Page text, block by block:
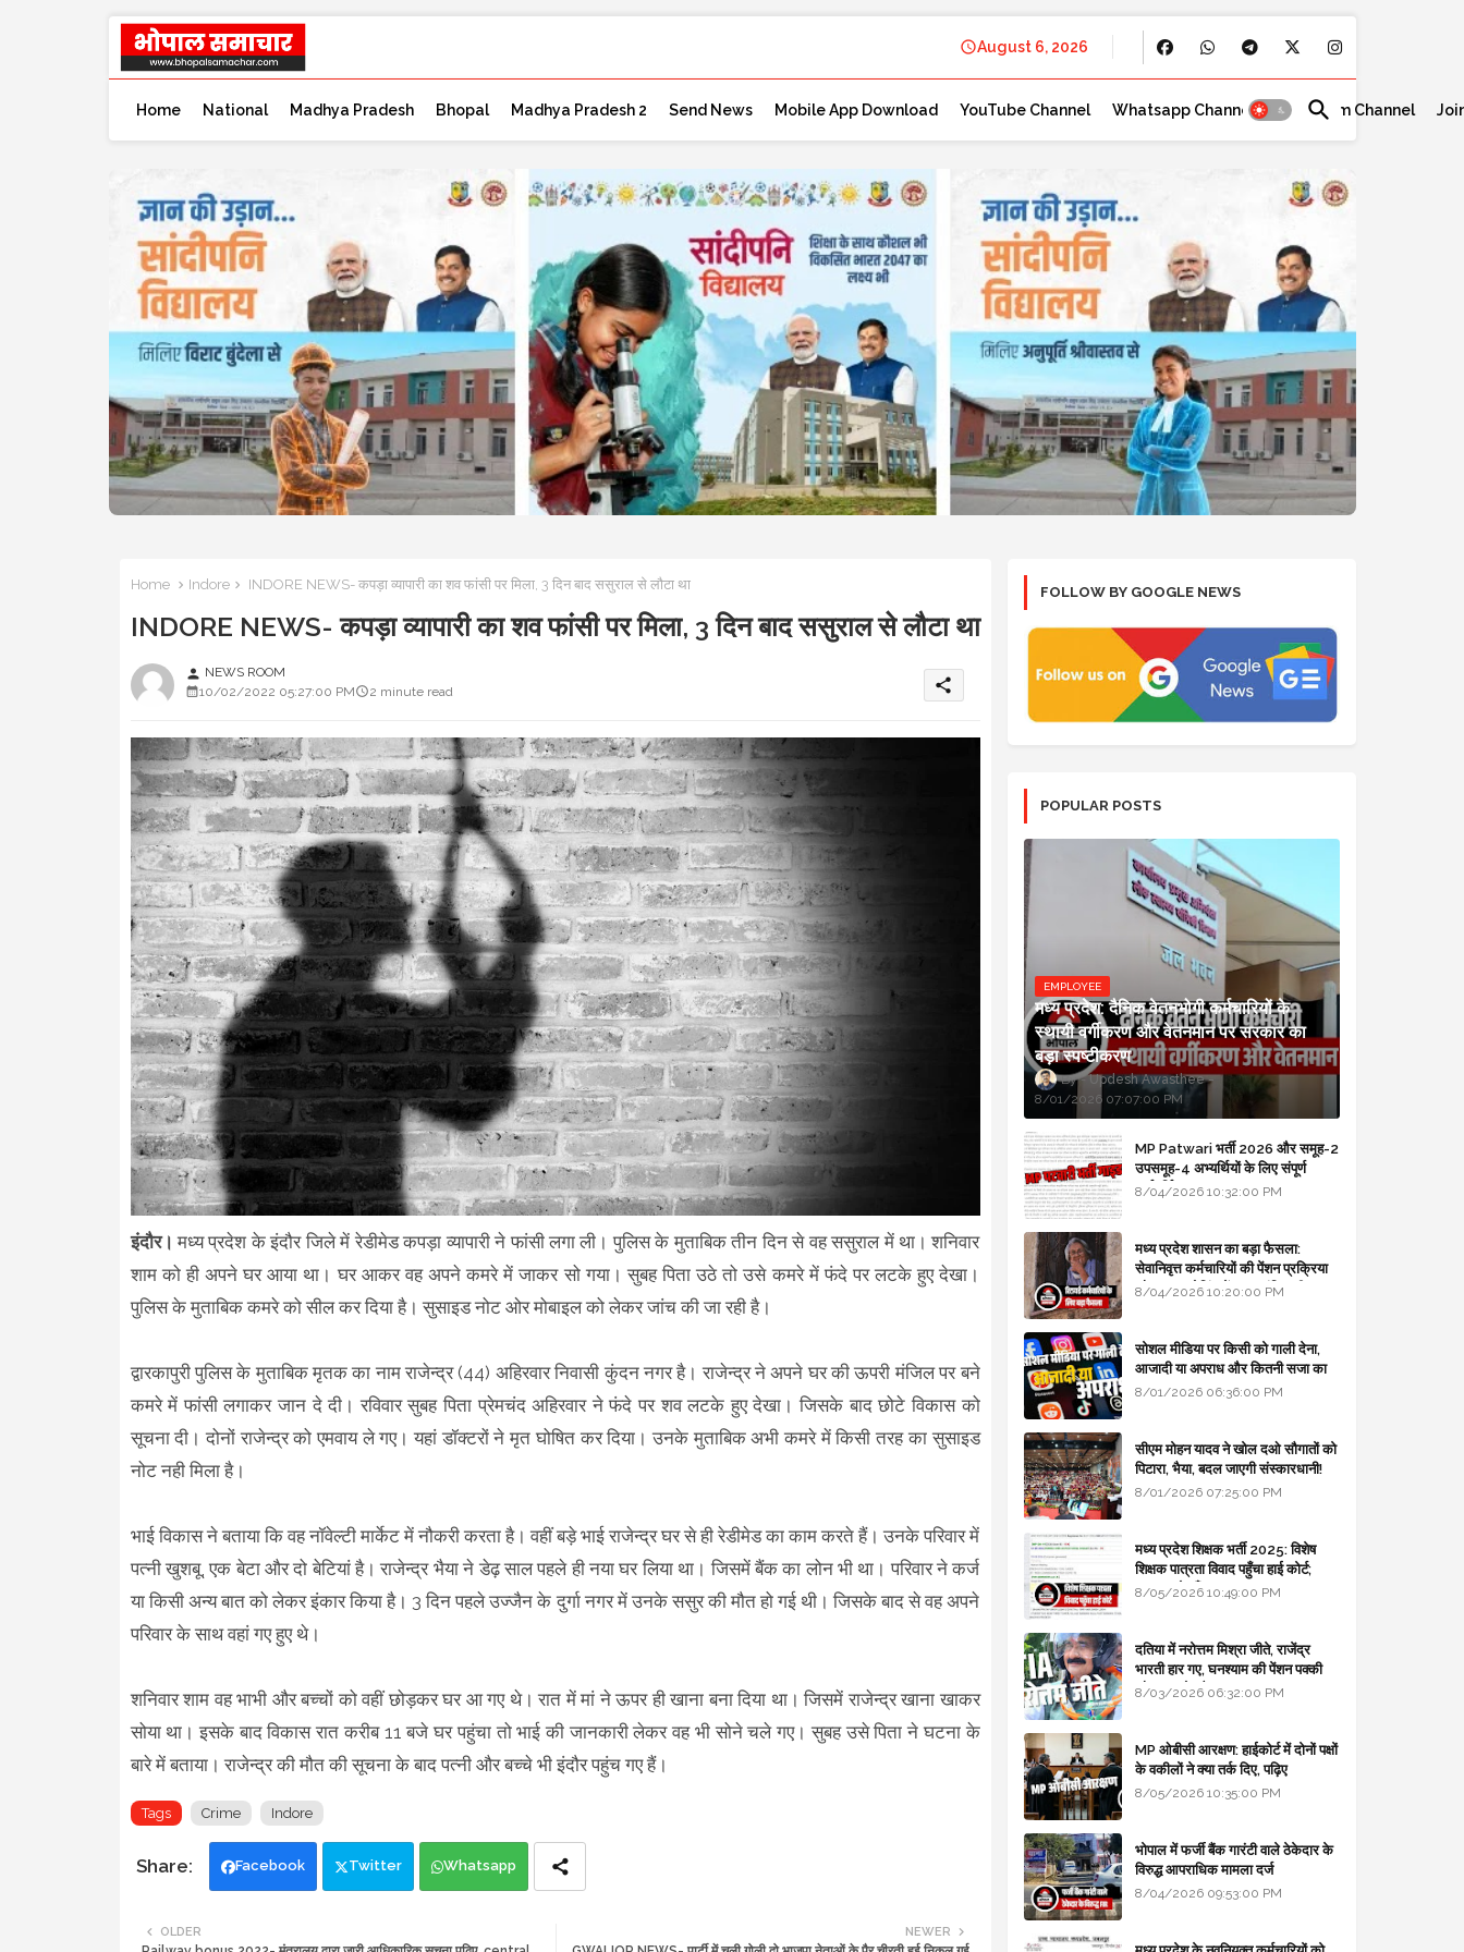
August 6, 2026
Home National Madhya Pradesh Bhopal Madhya Pradesh 2 Send News Mobile App Download YouTube Channel Whatsapp Channel Telegram Channel
Home Indore INDORE NEWS- कपड़ा व्यापारी का शव फांसी पर मिला, 3 दिन बाद ससुराल से लौटा था
INDORE NEWS- कपड़ा व्यापारी का शव फांसी पर मिला, 3 दिन बाद ससुराल से लौटा था
person NEWS ROOM
10/02/2022 05:27:00 PM
2 minute read share
इंदौर। मध्य प्रदेश के इंदौर जिले में रेडीमेड कपड़ा व्यापारी ने फांसी लगा ली। पुलिस के मुताबिक तीन दिन से वह ससुराल में था। शनिवार
शाम को ही अपने घर आया था। घर आकर वह अपने कमरे में जाकर सो गया। सुबह पिता उठे तो उसे कमरे में फंदे पर लटके हुए देखा।
पुलिस के मुताबिक कमरे को सील कर दिया है। सुसाइड नोट ओर मोबाइल को लेकर जांच की जा रही है।
द्वारकापुरी पुलिस के मुताबिक मृतक का नाम राजेन्द्र (44) अहिरवार निवासी कुंदन नगर है। राजेन्द्र ने अपने घर की ऊपरी मंजिल पर बने
कमरे में फांसी लगाकर जान दे दी। रविवार सुबह पिता प्रेमचंद अहिरवार ने फंदे पर शव लटके हुए देखा। जिसके बाद छोटे विकास को
सूचना दी। दोनों राजेन्द्र को एमवाय ले गए। यहां डॉक्टरों ने मृत घोषित कर दिया। उनके मुताबिक अभी कमरे में किसी तरह का सुसाइड
नोट नही मिला है।
भाई विकास ने बताया कि वह नॉवेल्टी मार्केट में नौकरी करता है। वहीं बड़े भाई राजेन्द्र घर से ही रेडीमेड का काम करते हैं। उनके परिवार में
पत्नी खुशबू, एक बेटा और दो बेटियां है। राजेन्द्र भैया ने डेढ़ साल पहले ही नया घर लिया था। जिसमें बैंक का लोन भी था। परिवार ने कर्ज
या किसी अन्य बात को लेकर इंकार किया है। 3 दिन पहले उज्जैन के दुर्गा नगर में उनके ससुर की मौत हो गई थी। जिसके बाद से वह अपने
परिवार के साथ वहां गए हुए थे।
शनिवार शाम वह भाभी और बच्चों को वहीं छोड़कर घर आ गए थे। रात में मां ने ऊपर ही खाना बना दिया था। जिसमें राजेन्द्र खाना खाकर
सोया था। इसके बाद विकास रात करीब 11 बजे घर पहुंचा तो भाई की जानकारी लेकर वह भी सोने चले गए। सुबह उसे पिता ने घटना के
बारे में बताया। राजेन्द्र की मौत की सूचना के बाद पत्नी और बच्चे भी इंदौर पहुंच गए हैं।
Tags Crime Indore
Facebook Twitter Whatsapp
NEWER
OLDER
FOLLOW BY GOOGLE NEWS
POPULAR POSTS
EMPLOYEE
मध्य प्रदेश: दैनिक वेतनभोगी कर्मचारियों के
स्थायी वर्गीकरण और वेतनमान पर सरकार का
बड़ा स्पष्टीकरण
Updesh Awasthee
8/01/2026 07:07:00 PM
MP Patwari भर्ती 2026 और समूह-2
उपसमूह-4 अभ्यर्थियों के लिए संपूर्ण
मार्गदर्शिका
8/04/2026 10:32:00 PM
मध्य प्रदेश शासन का बड़ा फैसला:
सेवानिवृत्त कर्मचारियों की पेंशन प्रक्रिया
और बजट कोडिंग में हुए क्रांतिकारी
8/04/2026 10:20:00 PM
सोशल मीडिया पर किसी को गाली देना,
आजादी या अपराध और कितनी सजा का
प्रावधान - free legal advice
8/01/2026 06:36:00 PM
सीएम मोहन यादव ने खोल दओ सौगातों को
पिटारा, भैया, बदल जाएगी संस्कारधानी!
8/01/2026 07:25:00 PM
मध्य प्रदेश शिक्षक भर्ती 2025: विशेष
शिक्षक पात्रता विवाद पहुँचा हाई कोर्ट;
सरकार से माँगा जवाब
8/05/2026 10:49:00 PM
दतिया में नरोत्तम मिश्रा जीते, राजेंद्र
भारती हार गए, घनश्याम की पेंशन पक्की
और आशुतोष बैक टू...
8/03/2026 06:32:00 PM
MP ओबीसी आरक्षण: हाईकोर्ट में दोनों पक्षों
के वकीलों ने क्या तर्क दिए, पढ़िए
8/05/2026 10:35:00 PM
भोपाल में फर्जी बैंक गारंटी वाले ठेकेदार के
विरुद्ध आपराधिक मामला दर्ज
8/04/2026 09:53:00 PM